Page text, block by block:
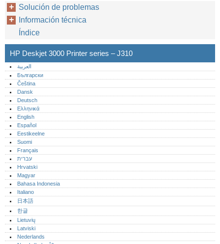
Solución de problemas
Información técnica
Índice
HP Deskjet 3000 Printer series – J310
العربية
Български
Čeština
Dansk
Deutsch
Ελληνικά
English
Español
Eestikeelne
Suomi
Français
עברית
Hrvatski
Magyar
Bahasa Indonesia
Italiano
日本語
한글
Lietuvių
Latviski
Nederlands